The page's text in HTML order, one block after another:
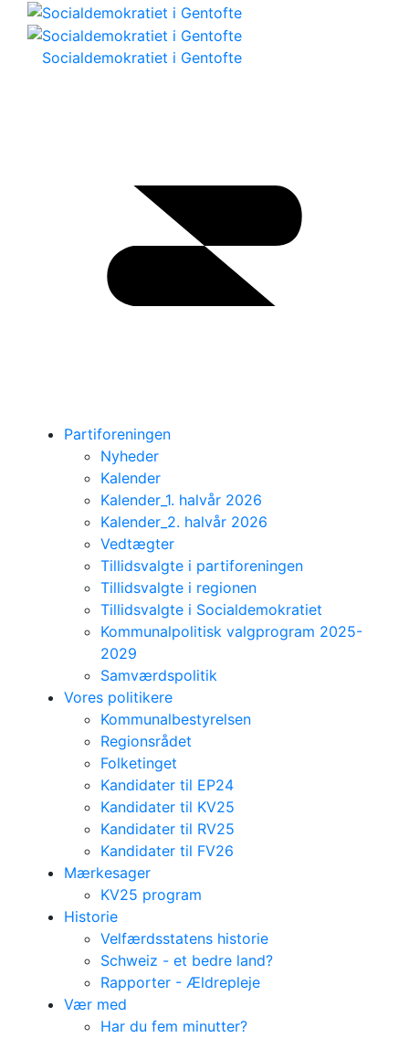
Socialdemokratiet i Gentofte
Partiforeningen
Nyheder
Kalender
Kalender_1. halvår 2026
Kalender_2. halvår 2026
Vedtægter
Tillidsvalgte i partiforeningen
Tillidsvalgte i regionen
Tillidsvalgte i Socialdemokratiet
Kommunalpolitisk valgprogram 2025-
2029
Samværdspolitik
Vores politikere
Kommunalbestyrelsen
Regionsrådet
Folketinget
Kandidater til EP24
Kandidater til KV25
Kandidater til RV25
Kandidater til FV26
Mærkesager
KV25 program
Historie
Velfærdsstatens historie
Schweiz - et bedre land?
Rapporter - Ældrepleje
Vær med
Har du fem minutter?